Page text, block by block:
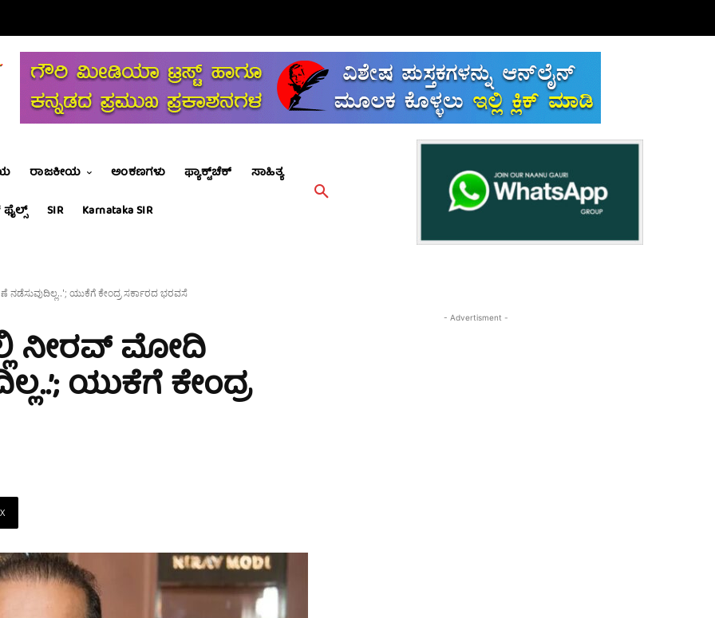
ರಾಜಕೀಯ ಅಂಕಣಗಳು ಫ್ಯಾಕ್ಟ್‌ಚೆಕ್
ಸಾಹಿತ್ಯ
SIR Karnataka SIR
ಯುಕೆಗೆ ಕೇಂದ್ರ ಸರ್ಕಾರದ ಭರವಸೆ
ನೀರವ್ ಮೋದಿ
ಯುಕೆಗೆ ಕೇಂದ್ರ
X
- Advertisment -